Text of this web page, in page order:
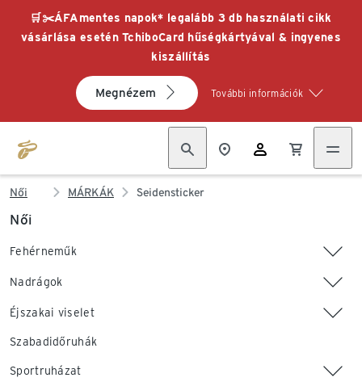
🛒✂️ÁFAmentes napok* legalább 3 db használati cikk
vásárlása esetén TchiboCard hűségkártyával & ingyenes
kiszállítás
Megnézem További információk
Női MÁRKÁK Seidensticker
Női
Fehérneműk
Nadrágok
Éjszakai viselet
Szabadidőruhák
Sportruházat